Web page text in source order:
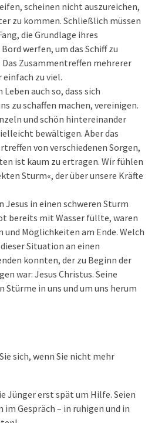
scheinen nicht auszureichen,
zu kommen. Schließlich müssen
die Grundlage ihres
werfen, um das Schiff zu
Zusammentreffen mehrerer
zu viel.
auch so, dass sich
zu schaffen machen, vereinigen.
und schön hintereinander
bewältigen. Aber das
von verschiedenen Sorgen,
ist kaum zu ertragen. Wir fühlen
Sturm«, der über unsere Kräfte
Jesus in einen schweren Sturm
bereits mit Wasser füllte, waren
Möglichkeiten am Ende. Welch
Situation an einen
konnten, der zu Beginn der
war: Jesus Christus. Seine
Stürme in uns und um uns herum
sich, wenn Sie nicht mehr
Jünger erst spät um Hilfe. Seien
Gespräch – in ruhigen und in